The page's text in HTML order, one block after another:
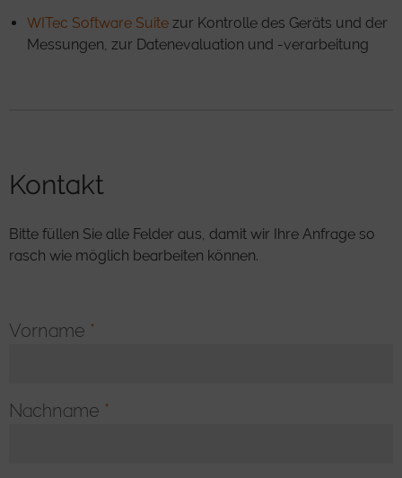
WITec Software Suite zur Kontrolle des Geräts und der
Messungen, zur Datenevaluation und -verarbeitung
Kontakt
Bitte füllen Sie alle Felder aus, damit wir Ihre Anfrage so
rasch wie möglich bearbeiten können.
Vorname *
Nachname *